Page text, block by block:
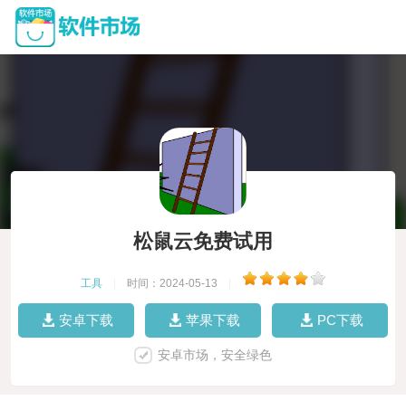
松鼠云免费试用
工具 时间：2024-05-13
安卓下载 苹果下载 PC下载
安卓市场，安全绿色